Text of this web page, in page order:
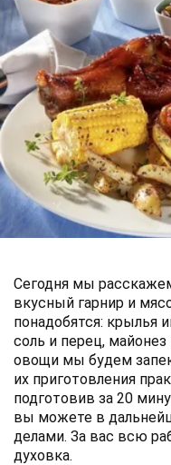
Сегодня мы
вкусный гарнир и
понадобятся: крылья
соль и перец,
овощи мы будем
их приготовления
подготовив за 20
вы можете в
делами. За вас всю
духовка.